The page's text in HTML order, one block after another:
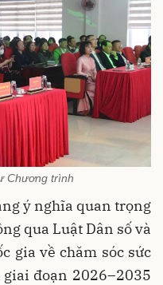
Chương trình
ý nghĩa quan trọng
qua Luật Dân số và
gia về chăm sóc sức
đoạn 2026–2035